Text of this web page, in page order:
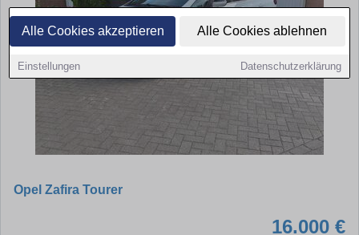
Alle Cookies akzeptieren Alle Cookies ablehnen
Einstellungen Datenschutzerklärung
Opel Zafira Tourer
16.000 €